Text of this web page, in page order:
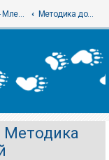
Ссавці - Млекопитающие Методика досліджень - Методика исследований
Методика